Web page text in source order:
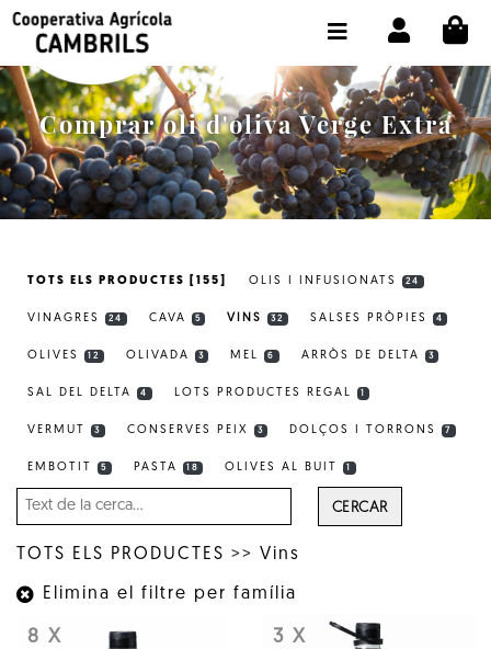
Comprar oli d'oliva Verge Extra
TOTS ELS PRODUCTES [155] OLIS I INFUSIONATS 24
VINAGRES 24 CAVA 5 VINS 32 SALSES PRÒPIES 4
OLIVES 12 OLIVADA 3 MEL 6 ARRÒS DE DELTA 3
SAL DEL DELTA 4 LOTS PRODUCTES REGAL
VERMUT 3 CONSERVES PEIX 3 DOLÇOS I TORRONS 7
EMBOTIT 5 PASTA 18 OLIVES AL BUIT
CERCAR
TOTS ELS PRODUCTES >> Vins
Elimina el filtre per família
8 X 3 X
BOTIGA COMPRA ONLINE
LA COOPERATIVA
OLEOTOUR
PRODUCTES
EL NOSTRE OLI
SELECCIONAR IDIOMA: